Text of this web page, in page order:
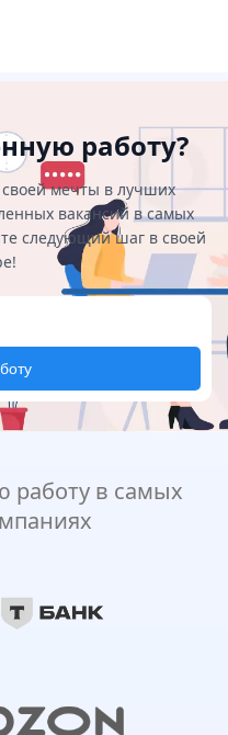
работу?
мечты в лучших
вакансий в самых
следующий шаг в своей
работу в самых